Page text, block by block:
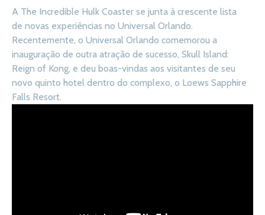
A The Incredible Hulk Coaster se junta à crescente lista
de novas experiências no Universal Orlando.
Recentemente, o Universal Orlando comemorou a
inauguração de outra atração de sucesso, Skull Island:
Reign of Kong, e deu boas-vindas aos visitantes de seu
novo quinto hotel dentro do complexo, o Loews Sapphire
Falls Resort.